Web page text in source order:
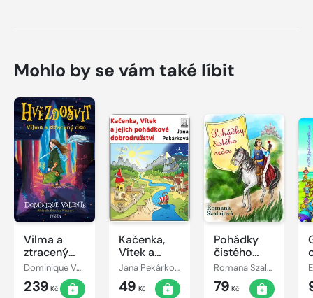
Mohlo by se vám také líbit
Vilma a
ztracený
den
Dominique Valente
239 Kč
Kačenka,
Vítek a
jejich
pohádkové
dobrodružství
Jana Pekárková
49 Kč
Pohádky
čistého
srdce
Romana Szalaiová
79 Kč